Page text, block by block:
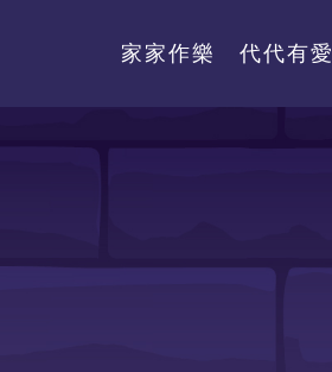
家家作樂 代代有愛